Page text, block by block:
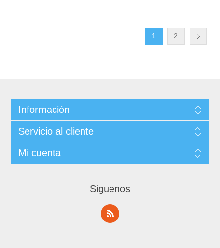
1 2
Información
Servicio al cliente
Mi cuenta
Siguenos